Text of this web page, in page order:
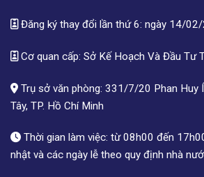
Đăng ký thay đổi lần thứ 6: ngày 14/
Cơ quan cấp: Sở Kế Hoạch Và Đầu Tư
Trụ sở văn phòng: 331/7/20 Phan Huy
Tây, TP. Hồ Chí Minh
Thời gian làm việc: từ 08h00 đến
nhật và các ngày lễ theo quy định nhà